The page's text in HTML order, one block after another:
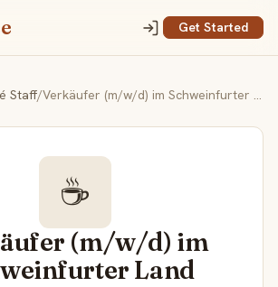
Get Started
Staff/ Verkäufer (m/w/d) im Schweinfurter Land
☕
(m/w/d) im
Land